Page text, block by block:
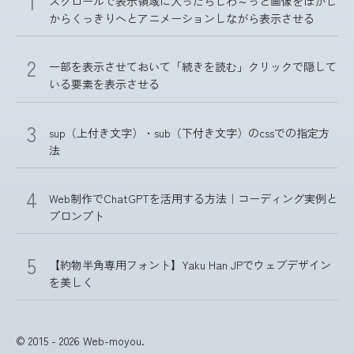
からくっきりへとアニメーションしながら表示させる
一部を表示させておいて「続きを読む」クリックで隠して
いる要素を表示させる
sup（上付き文字）・sub（下付き文字）のcssでの指定方
法
Web制作でChatGPTを活用する方法｜コーディング実例と
プロンプト
【約物半角専用フォント】Yaku Han JPでウェブデザイン
を美しく
© 2015 - 2026 Web-moyou.